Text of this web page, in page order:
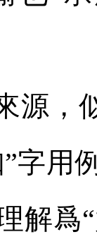
源，
字用
解爲